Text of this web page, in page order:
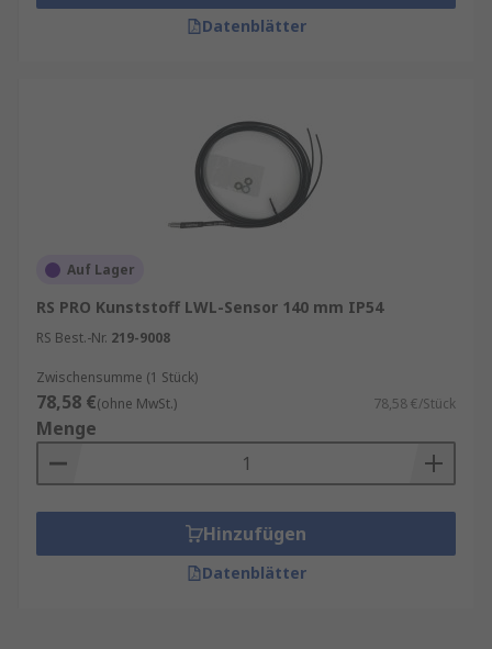
Datenblätter
Auf Lager
RS PRO Kunststoff LWL-Sensor 140 mm IP54
RS Best.-Nr. 219-9008
Zwischensumme (1 Stück)
78,58 €(ohne MwSt.) 78,58 €/Stück
Menge
Hinzufügen
Datenblätter